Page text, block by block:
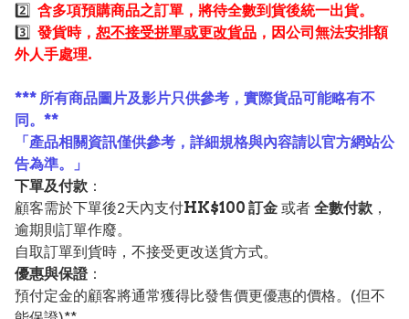
2️⃣ 含多項預購商品之訂單，將待全數到貨後統一出貨。
3️⃣ 發貨時， 恕不接受拼單或更改貨品 ，因公司無法安排額
外人手處理.
*** 所有商品圖片及影片只供參考，實際貨品可能略有不
同。**
「產品相關資訊僅供參考，詳細規格與內容請以官方網站公
告為準。」
下單及付款 ：
顧客需於下單後2天內支付HK$100 訂金 或者 全數付款 ，
逾期則訂單作廢。
自取訂單到貨時，不接受更改送貨方式。
優惠與保證：
預付定金的顧客將通常獲得比發售價更優惠的價格。(但不